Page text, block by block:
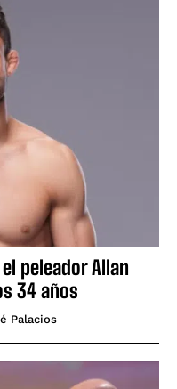
el peleador Allan
34 años
Palacios